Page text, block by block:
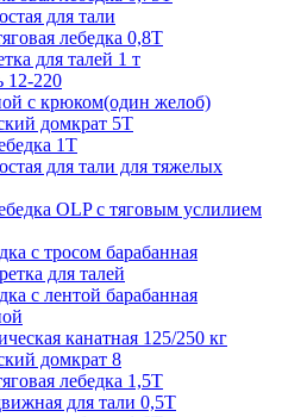
для тали
лебедка 0,8Т
для талей 1 т
12-220
с крюком(один желоб)
домкрат 5T
1Т
для тали для тяжелых
OLP с тяговым услилием
с тросом барабанная
для талей
с лентой барабанная
канатная 125/250 кг
домкрат 8
лебедка 1,5Т
для тали 0,5Т